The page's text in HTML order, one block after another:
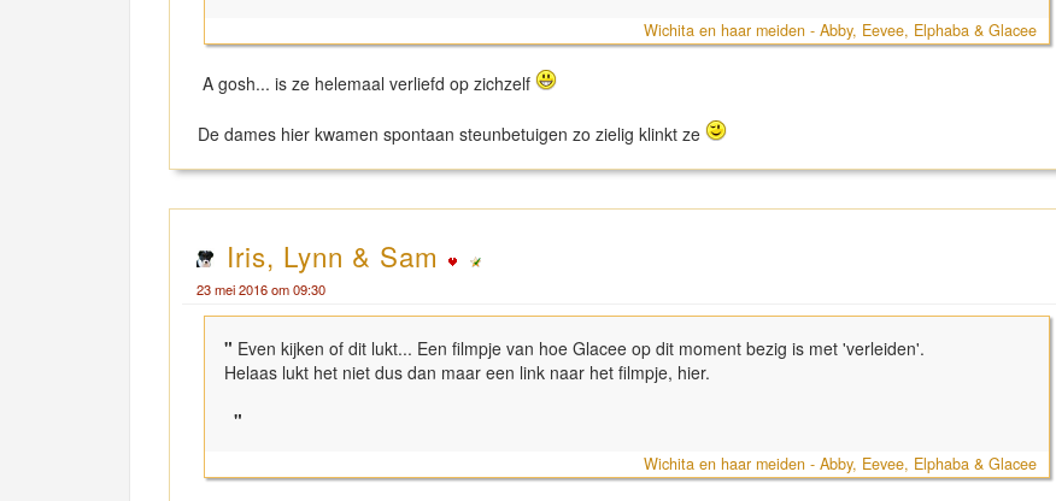
Wichita en haar meiden - Abby, Eevee, Elphaba & Glacee
A gosh... is ze helemaal verliefd op zichzelf
De dames hier kwamen spontaan steunbetuigen zo zielig klinkt ze
Iris, Lynn & Sam
23 mei 2016 om 09:30
" Even kijken of dit lukt... Een filmpje van hoe Glacee op dit moment bezig is met 'verleiden'.
Helaas lukt het niet dus dan maar een link naar het filmpje, hier.
"
Wichita en haar meiden - Abby, Eevee, Elphaba & Glacee